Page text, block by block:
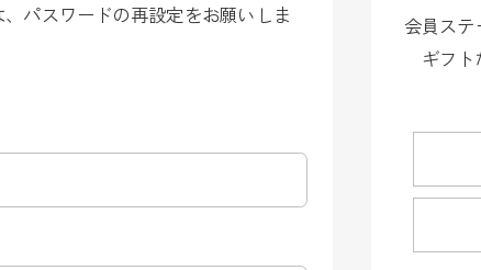
パスワードの再設定をお願いしま
会員ス
ギフ